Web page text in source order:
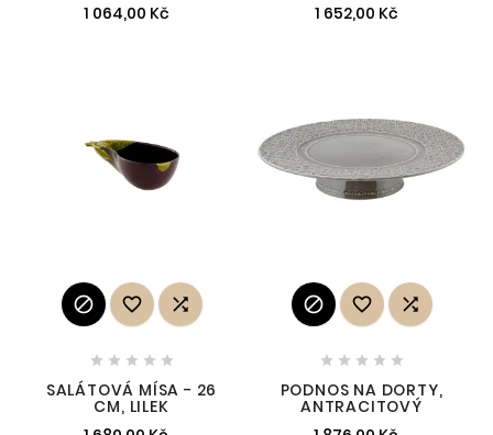
1 064,00 Kč
1 652,00 Kč
  
    
SALÁTOVÁ MÍSA - 26
CM, LILEK
  
    
PODNOS NA DORTY,
ANTRACITOVÝ